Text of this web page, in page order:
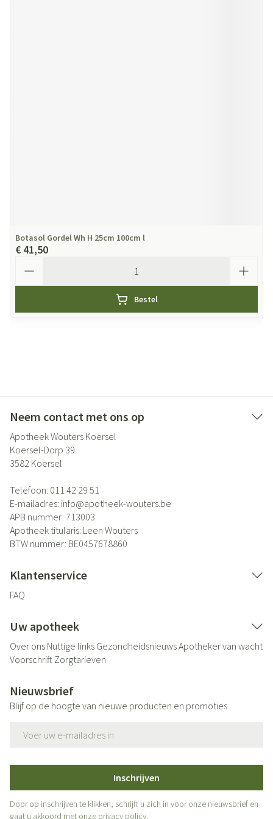
Botasol Gordel Wh H 25cm 100cm l
€ 41,50
Bestel
Neem contact met ons op
Apotheek Wouters Koersel
Koersel-Dorp 39
3582 Koersel
Telefoon: 011 42 29 51
E-mailadres: info@apotheek-wouters.be
APB nummer: 713003
Apotheek titularis: Leen Wouters
BTW nummer: BE0457678860
Klantenservice
FAQ
Uw apotheek
Over ons Nuttige links GezondheidsnieuwsApotheker van wacht
Voorschrift Zorgtarieven
Nieuwsbrief
Blijf op de hoogte van nieuwe producten en promoties
Inschrijven
Door op inschrijven te klikken, schrijft u zich in voor onze nieuwsbrief en
gaat u akkoord met onze privacy policy.